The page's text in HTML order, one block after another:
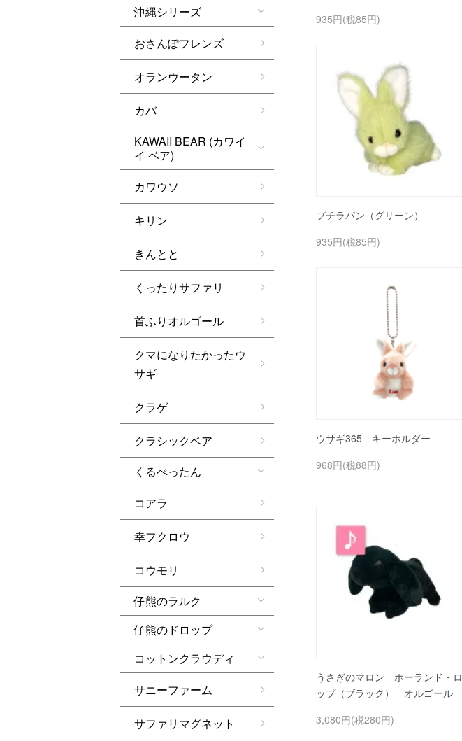
935円(税85円)
プチラパン（グリーン）
935円(税85円)
ウサギ365 キーホルダー
968円(税88円)
うさぎのマロン ホーランド・ロ
ップ（ブラック） オルゴール
3,080円(税280円)
沖縄シリーズ
おさんぽフレンズ
オランウータン
カバ
KAWAII BEAR (カワイ
イ ベア)
カワウソ
キリン
きんとと
くったりサファリ
首ふりオルゴール
クマになりたかったウ
サギ
クラゲ
クラシックベア
くるぺったん
コアラ
幸フクロウ
コウモリ
仔熊のラルク
仔熊のドロップ
コットンクラウディ
サニーファーム
サファリマグネット